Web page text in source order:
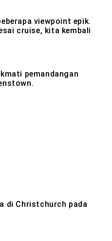
viewpoint epik.
cruise, kita kembali
pemandangan
di Christchurch pada